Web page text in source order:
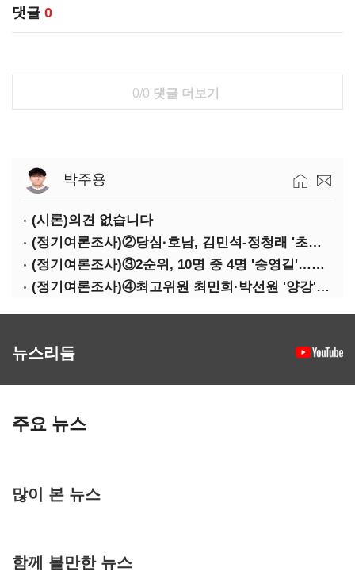
댓글 0
0/0 댓글 더보기
박주용
(시론)의견 없습니다
(정기여론조사)②당심·호남, 김민석-정청래 '초접전'
(정기여론조사)③2순위, 10명 중 4명 '송영길'…정청래 '한 자릿수'
(정기여론조사)④최고위원 최민희·박선원 '양강'…서미화·이성윤·임미애 뒤이어
뉴스리듬
주요 뉴스
많이 본 뉴스
함께 볼만한 뉴스